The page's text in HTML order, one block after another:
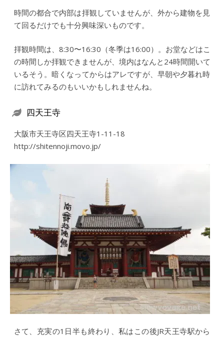
時間の都合で内部は拝観していませんが、外から建物を見
て回るだけでも十分興味深いものです。
拝観時間は、8:30〜16:30（冬季は16:00）。お堂などはこ
の時間しか拝観できませんが、境内はなんと24時間開いて
いるそう。暗くなってからはアレですが、早朝や夕暮れ時
に訪れてみるのもいいかもしれませんね。
四天王寺
大阪市天王寺区四天王寺1-11-18
http://shitennoji.movo.jp/
さて、充実の1日半も終わり、私はこの後JR天王寺駅から